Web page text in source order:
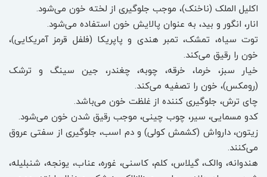
اکلیل الملک (ناخنک)، موجب جلوگیری از لخته خون می‌شود.
انار، انگور و بید، به عنوان پالایش خون استفاده می‌شود.
توت سیاه، تمشک، تمبر هندی و پاپریکا (فلفل قرمز آمریکایی)،
خون را رقیق می‌کند.
خیار سبز، خرما، خرقه، چوبه، چغندر، جین سینگ و ترشک
(رومکس)، خون را تصفیه می‌کند.
چای ترش، جلوگیری کننده از غلظت خون می‌باشد.
کدو مسمایی، سیر، چوب چینی، موجب رقیق شدن خون می‌شود.
زیتون، دارواش (کشمش کولی) و دم اسب، جلوگیری از سفتی عروق
می‌کنند.
هندوانه، والک، گیلاس، کلم، کاسنی، غوره، عناب، یونجه، شنبلیله،